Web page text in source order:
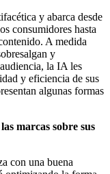
y abarca desde
consumidores hasta
A medida
y
la IA les
y eficiencia de sus
algunas formas
marcas sobre sus
con una buena